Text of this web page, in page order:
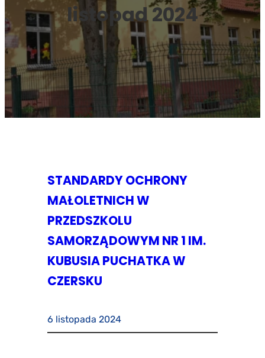
listopad 2024
STANDARDY OCHRONY
MAŁOLETNICH W
PRZEDSZKOLU
SAMORZĄDOWYM NR 1 IM.
KUBUSIA PUCHATKA W
CZERSKU
6 listopada 2024